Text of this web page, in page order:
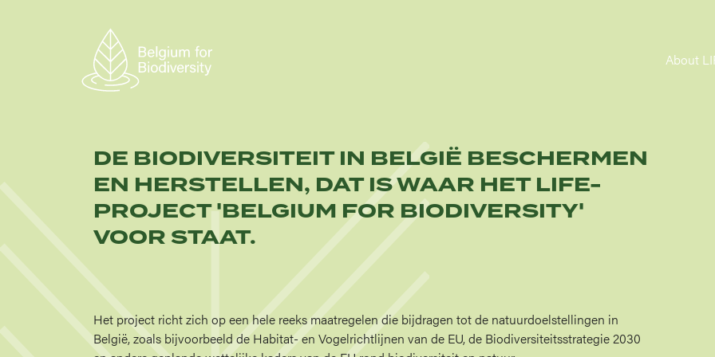
About
DE BIODIVERSITEIT IN BELGIË BESCHERMEN
EN HERSTELLEN, DAT IS WAAR HET LIFE-
PROJECT 'BELGIUM FOR BIODIVERSITY'
VOOR STAAT.
Het project richt zich op een hele reeks maatregelen die bijdragen tot de natuurdoelstellingen in
België, zoals bijvoorbeeld de Habitat- en Vogelrichtlijnen van de EU, de Biodiversiteitsstrategie 2030